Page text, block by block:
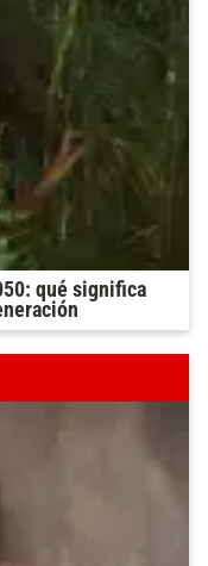
qué significa